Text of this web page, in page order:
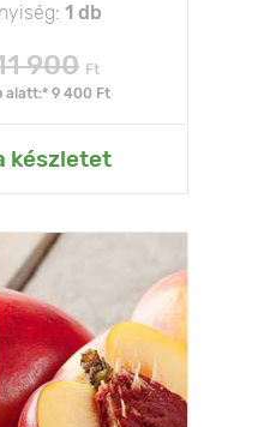
1 db
900 Ft
alatt:* 9 400 Ft
készletet